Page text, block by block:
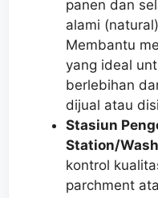
panen dan
alami
Membantu
yang ideal
berlebihan
dijual atau
Stasiun
Station/
kontrol
parchment